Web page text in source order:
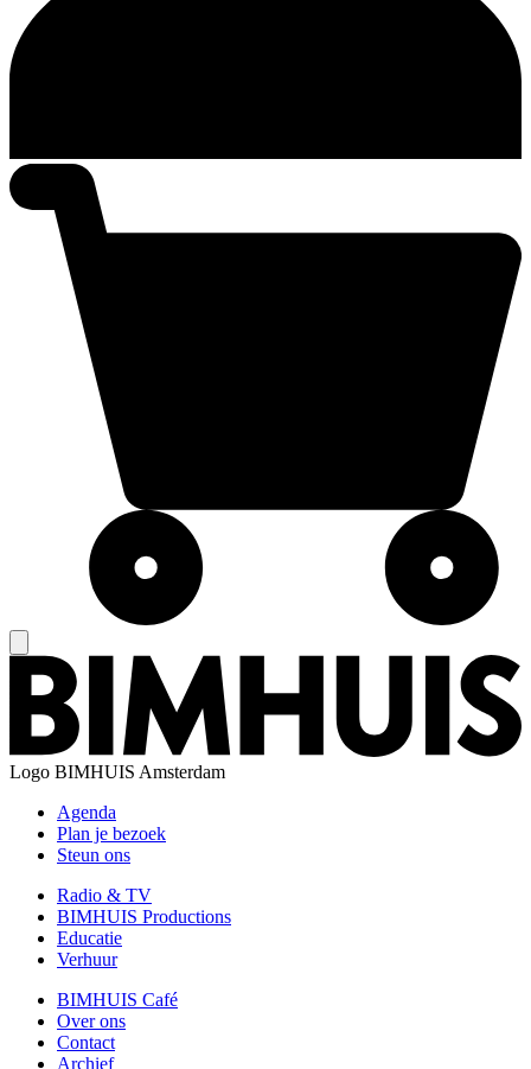
Logo BIMHUIS Amsterdam
Agenda
Plan je bezoek
Steun ons
Radio & TV
BIMHUIS Productions
Educatie
Verhuur
BIMHUIS Café
Over ons
Contact
Archief